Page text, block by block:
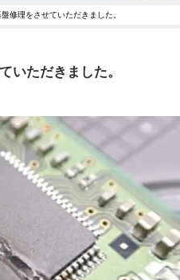
修理をさせていただきました。
いただきました。